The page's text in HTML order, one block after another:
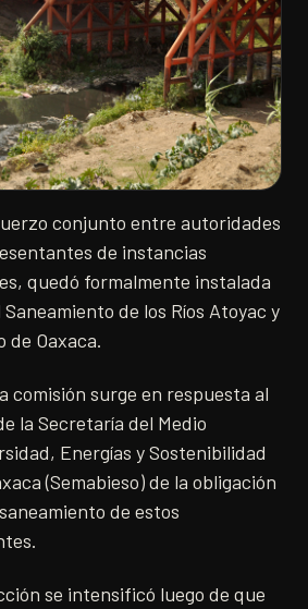
conjunto entre autoridades
de instancias
quedó formalmente instalada
de los Ríos Atoyac y
de Oaxaca.
comisión surge en respuesta al
la Secretaría del Medio
Energías y Sostenibilidad
(Semabieso) de la obligación
de estos
se intensificó luego de que